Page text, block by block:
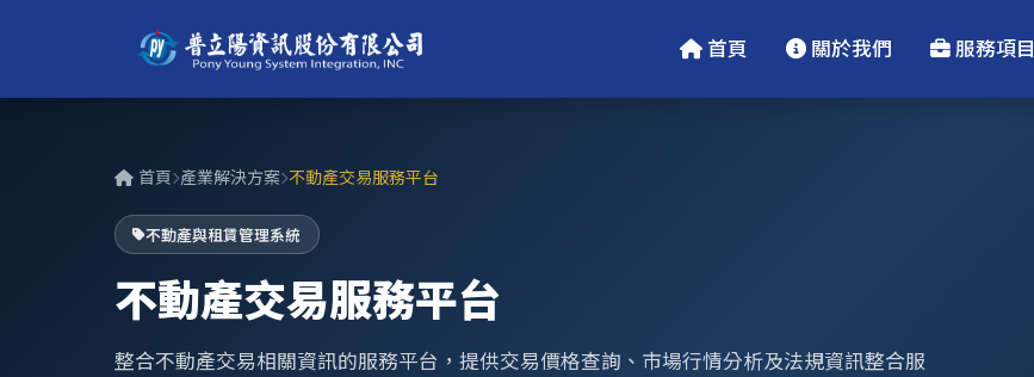
首頁 關於我們 服務項目
首頁 產業解決方案 不動產交易服務平台
不動產與租賃管理系統
不動產交易服務平台
整合不動產交易相關資訊的服務平台，提供交易價格查詢、市場行情分析及法規資訊整合服